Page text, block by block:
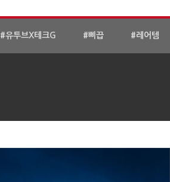
#유투브X테크G #삐끕 #레어템